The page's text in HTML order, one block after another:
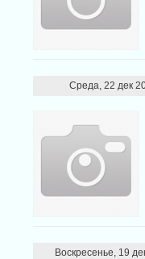
Среда, 22 дек
Воскресенье, 19